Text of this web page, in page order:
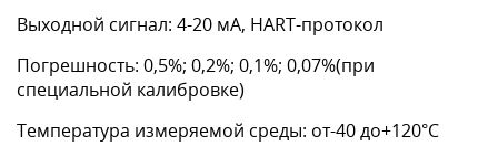
Выходной сигнал: 4-20 мА, HART-протокол
Погрешность: 0,5%; 0,2%; 0,1%; 0,07%(при
специальной калибровке)
Температура измеряемой среды: от-40 до+120°С